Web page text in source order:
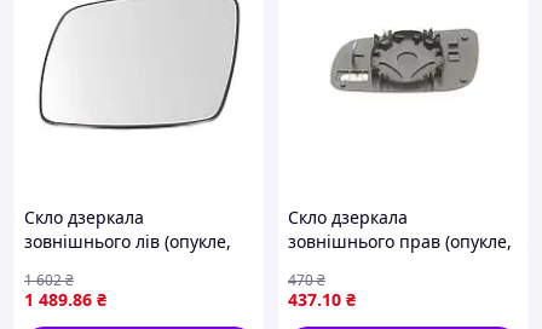
Скло дзеркала
зовнішнього лів (опукле,
JOURNEY I, FIAT FREEMONT
06.08-07.20 BLIC 6102-51-
1 489.86 ₴
1 602₴
Скло дзеркала
зовнішнього прав (опукле,
AROSA, LEON 1M, TOLEDO
II 1M, SKODA SUPERB I, VW
437.10 ₴
470₴